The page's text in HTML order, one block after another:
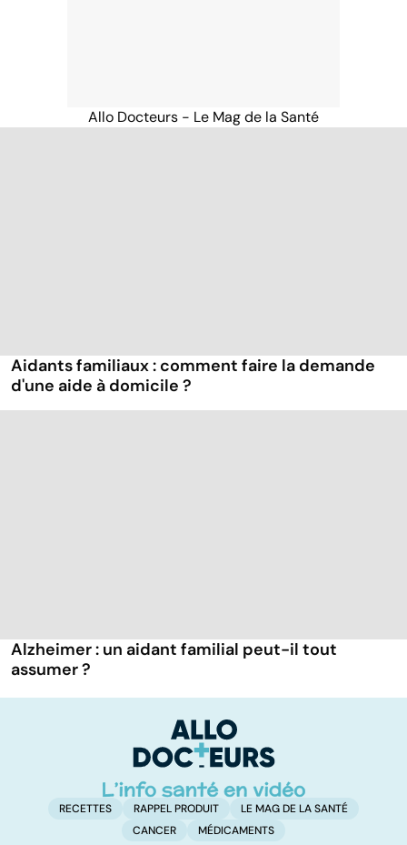
Allo Docteurs - Le Mag de la Santé
Aidants familiaux : comment faire la demande
d'une aide à domicile ?
Alzheimer : un aidant familial peut-il tout
assumer ?
RECETTES RAPPEL PRODUIT
LE MAG DE LA SANTÉ
CANCER
MÉDICAMENTS